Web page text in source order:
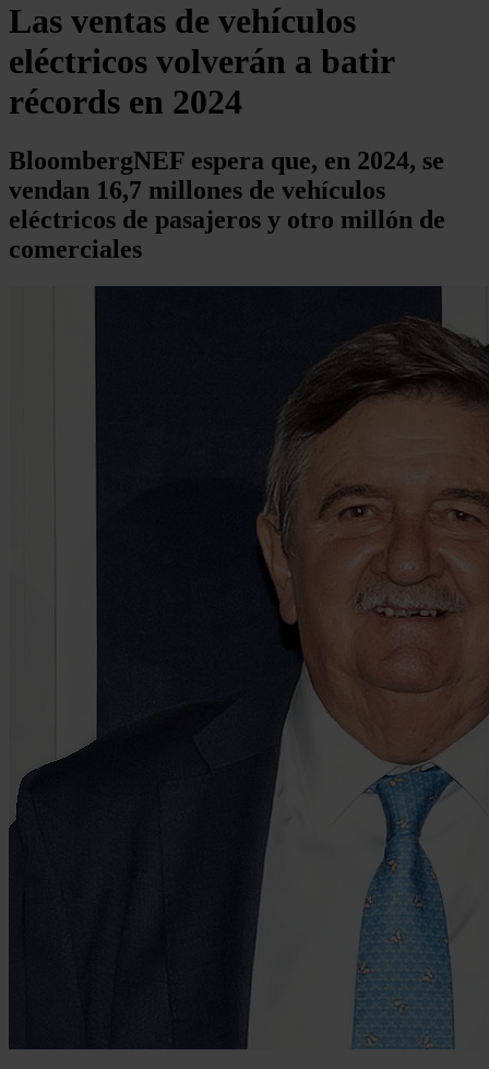
Las ventas de vehículos
eléctricos volverán a batir
récords en 2024
BloombergNEF espera que, en 2024, se
vendan 16,7 millones de vehículos
eléctricos de pasajeros y otro millón de
comerciales